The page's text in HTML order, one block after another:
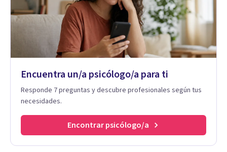
Encuentra un/a psicólogo/a para ti
Responde 7 preguntas y descubre profesionales según tus
necesidades.
Encontrar psicólogo/a